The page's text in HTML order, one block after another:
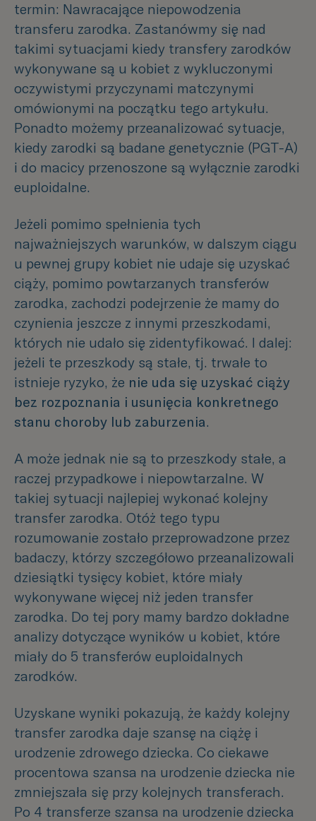
termin: Nawracające niepowodzenia
transferu zarodka. Zastanówmy się nad
takimi sytuacjami kiedy transfery zarodków
wykonywane są u kobiet z wykluczonymi
oczywistymi przyczynami matczynymi
omówionymi na początku tego artykułu.
Ponadto możemy przeanalizować sytuacje,
kiedy zarodki są badane genetycznie (PGT-A)
i do macicy przenoszone są wyłącznie zarodki
euploidalne.
Jeżeli pomimo spełnienia tych
najważniejszych warunków, w dalszym ciągu
u pewnej grupy kobiet nie udaje się uzyskać
ciąży, pomimo powtarzanych transferów
zarodka, zachodzi podejrzenie że mamy do
czynienia jeszcze z innymi przeszkodami,
których nie udało się zidentyfikować. I dalej:
jeżeli te przeszkody są stałe, tj. trwałe to
istnieje ryzyko, że nie uda się uzyskać ciąży
bez rozpoznania i usunięcia konkretnego
stanu choroby lub zaburzenia.
A może jednak nie są to przeszkody stałe, a
raczej przypadkowe i niepowtarzalne. W
takiej sytuacji najlepiej wykonać kolejny
transfer zarodka. Otóż tego typu
rozumowanie zostało przeprowadzone przez
badaczy, którzy szczegółowo przeanalizowali
dziesiątki tysięcy kobiet, które miały
wykonywane więcej niż jeden transfer
zarodka. Do tej pory mamy bardzo dokładne
analizy dotyczące wyników u kobiet, które
miały do 5 transferów euploidalnych
zarodków.
Uzyskane wyniki pokazują, że każdy kolejny
transfer zarodka daje szansę na ciążę i
urodzenie zdrowego dziecka. Co ciekawe
procentowa szansa na urodzenie dziecka nie
zmniejszała się przy kolejnych transferach.
Po 4 transferze szansa na urodzenie dziecka